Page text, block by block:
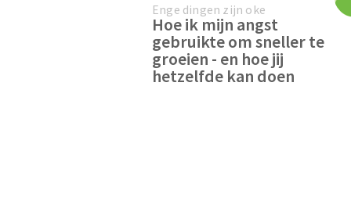
Enge dingen zijn oke
Hoe ik mijn angst
gebruikte om sneller te
groeien - en hoe jij
hetzelfde kan doen